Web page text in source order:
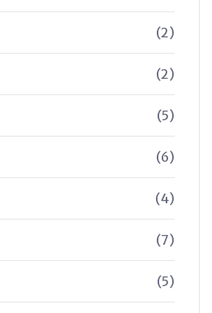
(2)
(2)
(5)
(6)
(4)
(7)
(5)